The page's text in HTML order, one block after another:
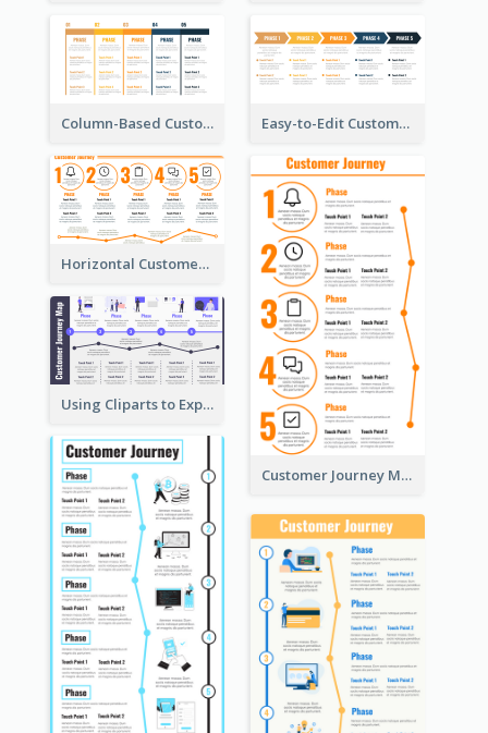
Column-Based Customer Journey Map Template Easy-to-Edit Customer Journey Map Template
Horizontal Customer Journey Map Template
Customer Journey Mapping Step-by-Step
Using Cliparts to Explain Phases in CJM